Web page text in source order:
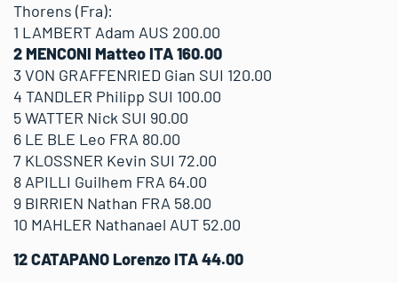
Thorens (Fra):
1 LAMBERT Adam AUS 200.00
2 MENCONI Matteo ITA 160.00
3 VON GRAFFENRIED Gian SUI 120.00
4 TANDLER Philipp SUI 100.00
5 WATTER Nick SUI 90.00
6 LE BLE Leo FRA 80.00
7 KLOSSNER Kevin SUI 72.00
8 APILLI Guilhem FRA 64.00
9 BIRRIEN Nathan FRA 58.00
10 MAHLER Nathanael AUT 52.00
12 CATAPANO Lorenzo ITA 44.00